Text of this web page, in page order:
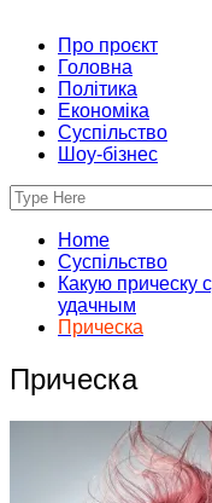
Про проєкт
Головна
Політика
Економіка
Суспільство
Шоу-бізнес
Home
Суспільство
Какую прическу
удачным
Прическа
Прическа